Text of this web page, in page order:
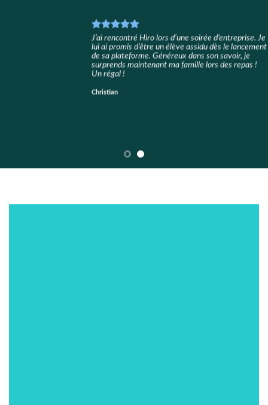
J’ai rencontré Hiro lors d’une soirée d’entreprise. Je
lui ai promis d’être un élève assidu dès le lancement
de sa plateforme. Généreux dans son savoir, je
surprends maintenant ma famille lors des repas !
Un régal !
Christian